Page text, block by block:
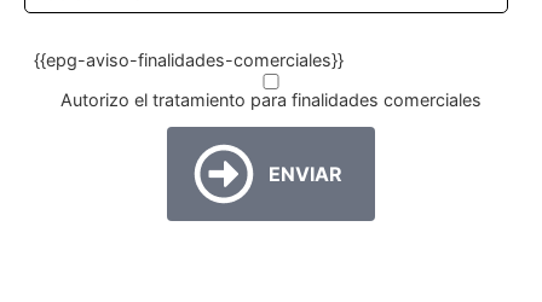
{{epg-aviso-finalidades-comerciales}}
Autorizo el tratamiento para finalidades comerciales